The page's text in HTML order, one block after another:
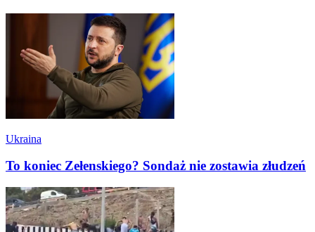
Ukraina
To koniec Zełenskiego? Sondaż nie zostawia złudzeń